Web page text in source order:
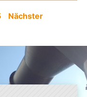
Nächster